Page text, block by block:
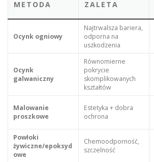
METODA ZALETA
Ocynk ogniowy
Najtrwalsza bariera,
odporna na
uszkodzenia
Ocynk
galwaniczny
Równomierne
pokrycie
skomplikowanych
kształtów
Malowanie
proszkowe
Estetyka + dobra
ochrona
Powłoki
żywiczne/epoksyd
owe
Chemoodporność,
szczelność